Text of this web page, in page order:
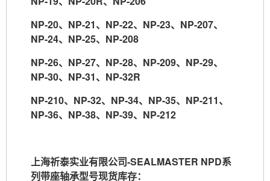
NP-20、 NP-21、 NP-22、 NP-23、 NP-207、
NP-24、 NP-25、 NP-208
NP-26、 NP-27、 NP-28、 NP-209、 NP-29、
NP-30、 NP-31、 NP-32R
NP-210、 NP-32、 NP-34、 NP-35、 NP-211、
NP-36、 NP-38、 NP-39、 NP-212
上海祈泰实业有限公司-SEALMASTER NPD系
列带座轴承型号现货库存：